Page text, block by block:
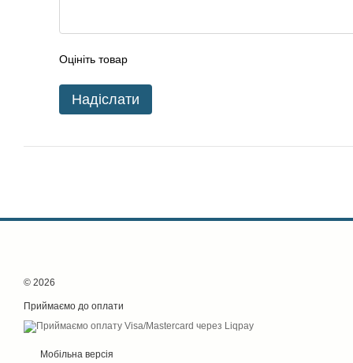
Оцініть товар
Надіслати
© 2026
Приймаємо до оплати
Мобільна версія